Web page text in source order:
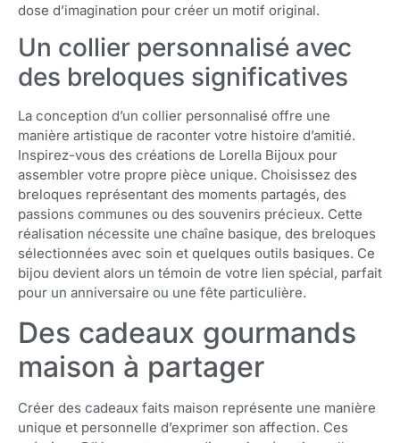
dose d’imagination pour créer un motif original.
Un collier personnalisé avec
des breloques significatives
La conception d’un collier personnalisé offre une
manière artistique de raconter votre histoire d’amitié.
Inspirez-vous des créations de Lorella Bijoux pour
assembler votre propre pièce unique. Choisissez des
breloques représentant des moments partagés, des
passions communes ou des souvenirs précieux. Cette
réalisation nécessite une chaîne basique, des breloques
sélectionnées avec soin et quelques outils basiques. Ce
bijou devient alors un témoin de votre lien spécial, parfait
pour un anniversaire ou une fête particulière.
Des cadeaux gourmands
maison à partager
Créer des cadeaux faits maison représente une manière
unique et personnelle d’exprimer son affection. Ces